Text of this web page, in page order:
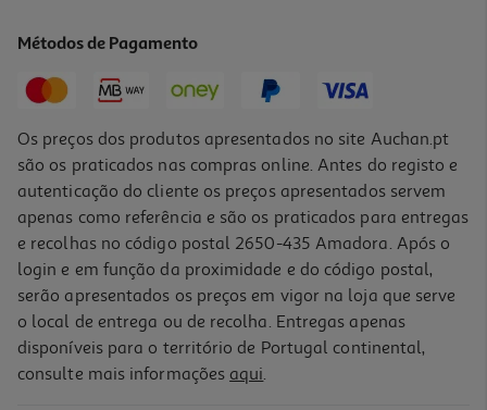
Capa Teclado Apple Magic Keyboard Para Ipad Pro (13" M4/m5
Métodos de Pagamento
Os preços dos produtos apresentados no site Auchan.pt
são os praticados nas compras online. Antes do registo e
autenticação do cliente os preços apresentados servem
apenas como referência e são os praticados para entregas
e recolhas no código postal 2650-435 Amadora. Após o
login e em função da proximidade e do código postal,
serão apresentados os preços em vigor na loja que serve
o local de entrega ou de recolha. Entregas apenas
disponíveis para o território de Portugal continental,
consulte mais informações aqui.